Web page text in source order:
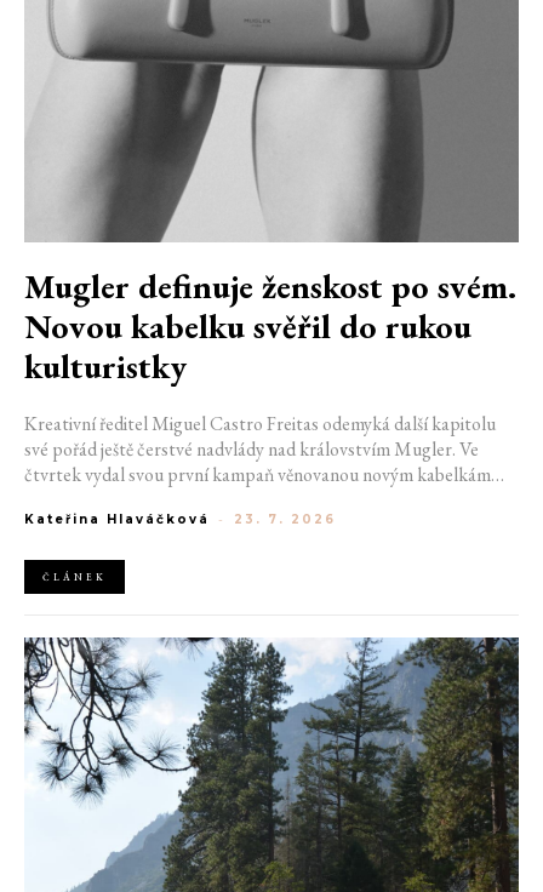
Mugler definuje ženskost po svém.
Novou kabelku svěřil do rukou
kulturistky
Kreativní ředitel Miguel Castro Freitas odemyká další kapitolu
své pořád ještě čerstvé nadvlády nad královstvím Mugler. Ve
čtvrtek vydal svou první kampaň věnovanou novým kabelkám
do módního domu dorazil. Umně mísí výrazy minulosti a dávných
Kateřina Hlaváčková - 23. 7. 2026
ČLÁNEK